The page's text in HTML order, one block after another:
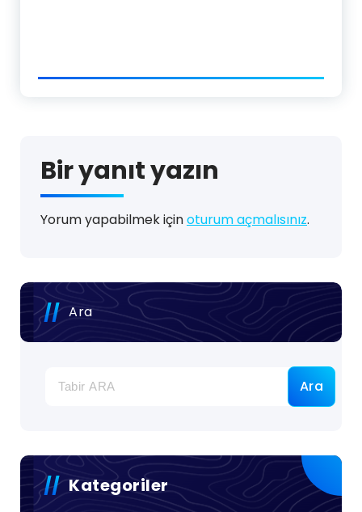
Bir yanıt yazın
Yorum yapabilmek içinoturum açmalısınız.
Ara
Ara
Kategoriler